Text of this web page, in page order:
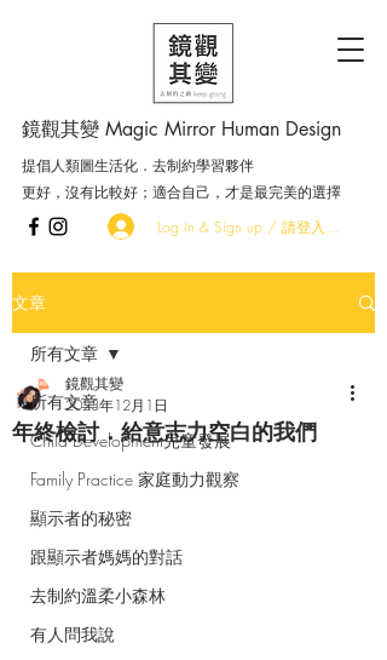
鏡觀其變 Magic Mirror Human Design
提倡人類圖生活化．去制約學習夥伴
更好，沒有比較好；適合自己，才是最完美的選擇
Log In & Sign up / 請登入．加入會員
文章
所有文章
Child Development兒童發展
Family Practice 家庭動力觀察
顯示者的秘密
跟顯示者媽媽的對話
去制約溫柔小森林
有人問我說
所有文章
年終檢討．給意志力空白的我們
鏡觀其變
2023年12月1日